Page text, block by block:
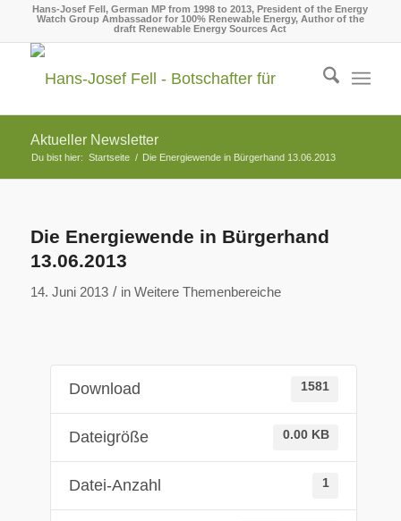
Hans-Josef Fell, German MP from 1998 to 2013, President of the Energy
Watch Group Ambassador for 100% Renewable Energy, Author of the
draft Renewable Energy Sources Act
Aktueller Newsletter
Du bist hier: Startseite / Die Energiewende in Bürgerhand 13.06.2013
Die Energiewende in Bürgerhand
13.06.2013
14. Juni 2013 / in Weitere Themenbereiche
Download 1581
Dateigröße 0.00 KB
Datei-Anzahl 1